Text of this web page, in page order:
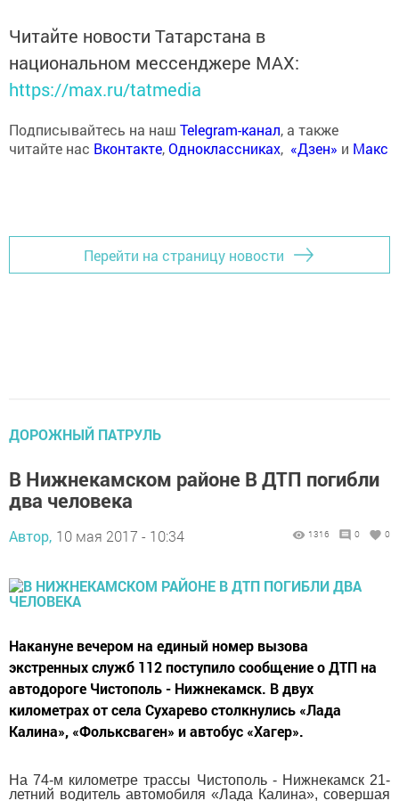
Читайте новости Татарстана в
национальном мессенджере MАХ:
https://max.ru/tatmedia
Подписывайтесь на наш Telegram-канал, а также
читайте нас Вконтакте,Одноклассниках, «Дзен» и Макс
Перейти на страницу новости
ДОРОЖНЫЙ ПАТРУЛЬ
В Нижнекамском районе В ДТП погибли
два человека
Автор, 10 мая 2017 - 10:34 1316 0 0
Накануне вечером на единый номер вызова
экстренных служб 112 поступило сообщение о ДТП на
автодороге Чистополь - Нижнекамск. В двух
километрах от села Сухарево столкнулись «Лада
Калина», «Фольксваген» и автобус «Хагер».
На 74-м километре трассы Чистополь - Нижнекамск 21-
летний водитель автомобиля «Лада Калина», совершая